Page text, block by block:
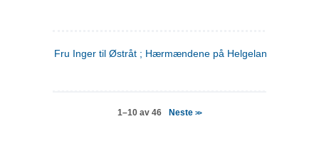
Fru Inger til Østråt ; Hærmændene på Helgeland
1–10 av 46 Neste>>